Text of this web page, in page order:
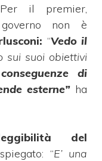
il premier,
non è
“Vedo il
sui suoi obiettivi
di
esterne”ha
del
“E’ una